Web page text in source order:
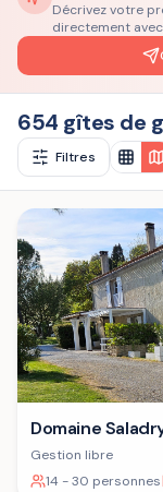
Décrivez votre
directement
654 gîtes de
Filtres
Domaine
Gestion libre
14 - 30 personnes